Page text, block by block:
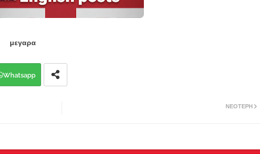
μεγαρα
Whatsapp
ΝΕΌΤΕΡΗ